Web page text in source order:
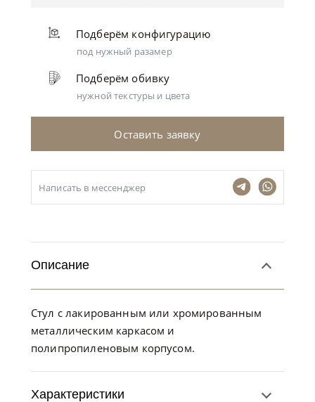
Подберём конфигурацию
под нужный разамер
Подберём обивку
нужной текстуры и цвета
Оставить заявку
Написать в мессенджер
Описание
Стул с лакированным или хромированным
металлическим каркасом и
полипропиленовым корпусом.
Характеристики